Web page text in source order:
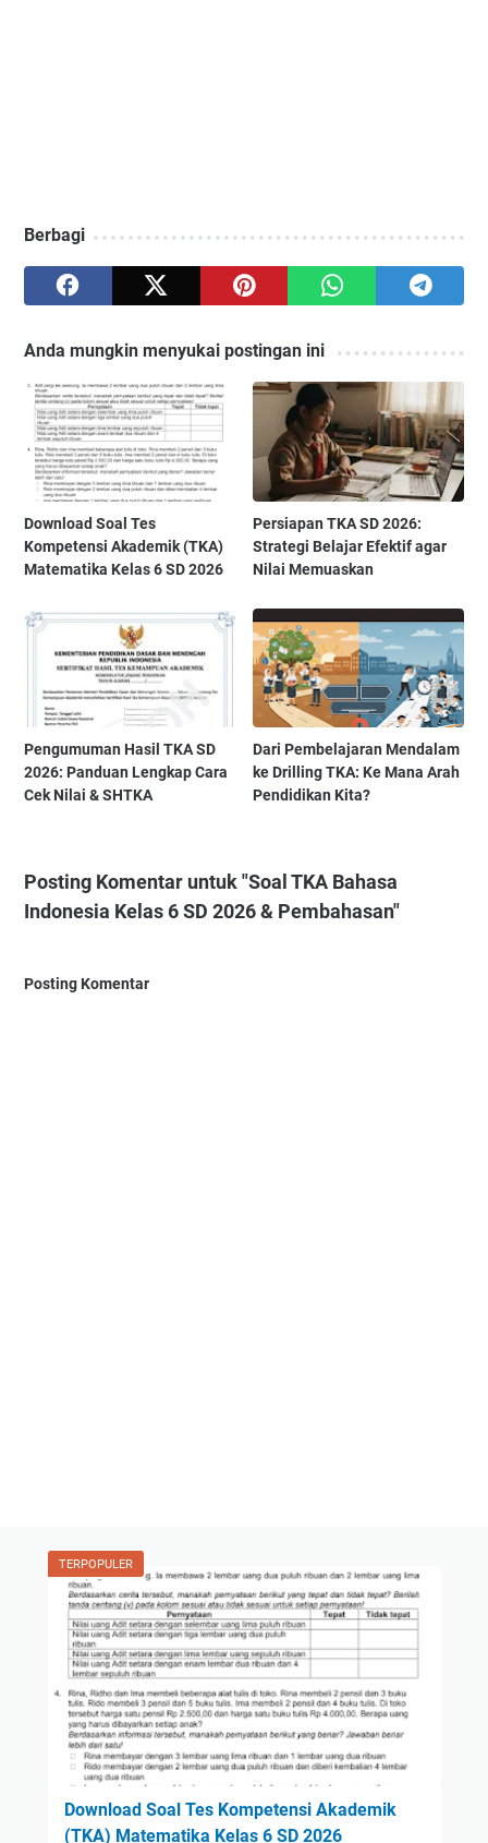
Berbagi
Anda mungkin menyukai postingan ini
Download Soal Tes
Kompetensi Akademik (TKA)
Matematika Kelas 6 SD 2026
Persiapan TKA SD 2026:
Strategi Belajar Efektif agar
Nilai Memuaskan
Pengumuman Hasil TKA SD
2026: Panduan Lengkap Cara
Cek Nilai & SHTKA
Dari Pembelajaran Mendalam
ke Drilling TKA: Ke Mana Arah
Pendidikan Kita?
Posting Komentar untuk "Soal TKA Bahasa
Indonesia Kelas 6 SD 2026 & Pembahasan"
Posting Komentar
TERPOPULER
Download Soal Tes Kompetensi Akademik
(TKA) Matematika Kelas 6 SD 2026